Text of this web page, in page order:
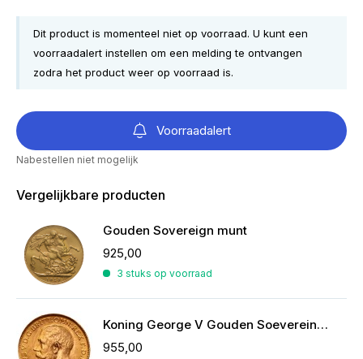
Dit product is momenteel niet op voorraad. U kunt een
voorraadalert instellen om een melding te ontvangen
zodra het product weer op voorraad is.
Voorraadalert
Nabestellen niet mogelijk
Vergelijkbare producten
Gouden Sovereign munt
925,00
3 stuks op voorraad
Koning George V Gouden Soeverein | 1911-1932
955,00